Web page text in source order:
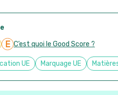
E C’est quoi le Good Score ?
UE Marquage UE